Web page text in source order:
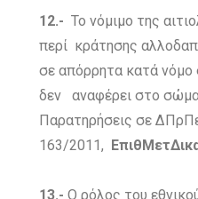
12.-Το νόμιμο της
περί κράτησης
σε απόρρητα κατά νόμο
δεν αναφέρει στο
Παρατηρήσεις σε
163/2011,
13.-Ο ρόλος του